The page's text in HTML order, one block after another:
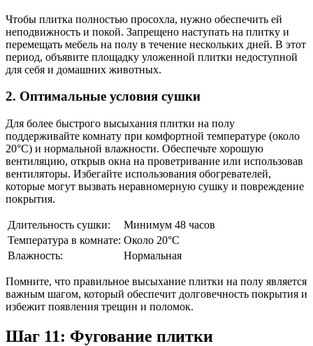
Чтобы плитка полностью просохла, нужно обеспечить ей
неподвижность и покой. Запрещено наступать на плитку и
перемещать мебель на полу в течение нескольких дней. В этот
период, объявите площадку уложенной плитки недоступной
для себя и домашних животных.
2. Оптимальные условия сушки
Для более быстрого высыхания плитки на полу
поддерживайте комнату при комфортной температуре (около
20°С) и нормальной влажности. Обеспечьте хорошую
вентиляцию, открыв окна на проветривание или использовав
вентиляторы. Избегайте использования обогревателей,
которые могут вызвать неравномерную сушку и повреждение
покрытия.
Длительность сушки:
Минимум 48 часов
Температура в комнате: Около 20°С
Влажность:
Нормальная
Помните, что правильное высыхание плитки на полу является
важным шагом, который обеспечит долговечность покрытия и
избежит появления трещин и поломок.
Шаг 11: Фугование плитки